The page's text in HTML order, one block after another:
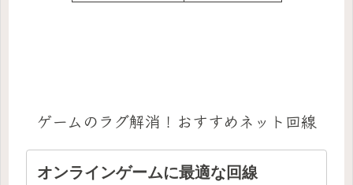
ゲームのラグ解消！おすすめネット回線
オンラインゲームに最適な回線